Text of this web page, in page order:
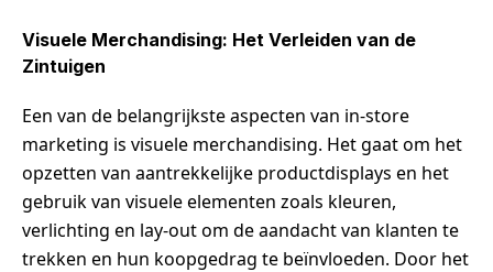
Visuele Merchandising: Het Verleiden van de
Zintuigen
Een van de belangrijkste aspecten van in-store
marketing is visuele merchandising. Het gaat om het
opzetten van aantrekkelijke productdisplays en het
gebruik van visuele elementen zoals kleuren,
verlichting en lay-out om de aandacht van klanten te
trekken en hun koopgedrag te beïnvloeden. Door het